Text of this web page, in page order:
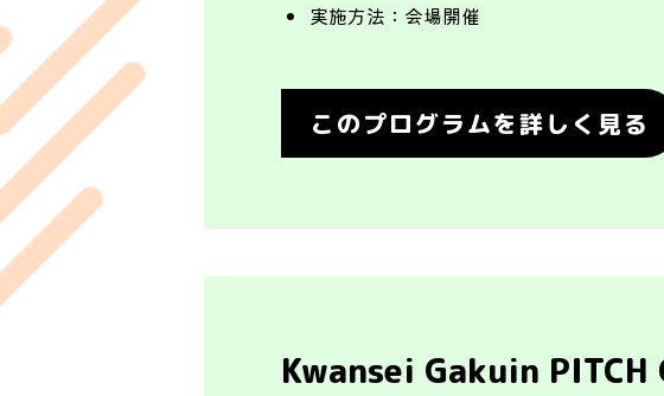
実施方法： 会場開催
このプログラムを詳しく見る
Kwansei Gakuin